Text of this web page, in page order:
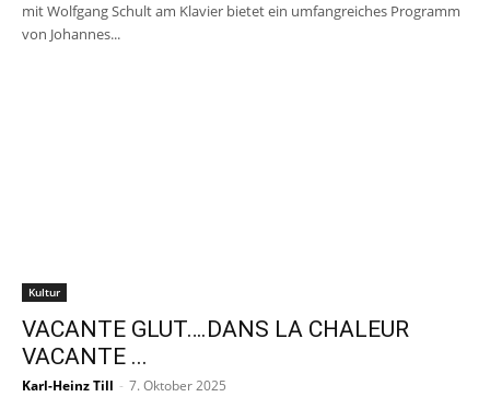
mit Wolfgang Schult am Klavier bietet ein umfangreiches Programm
von Johannes...
Kultur
VACANTE GLUT….DANS LA CHALEUR
VACANTE ...
Karl-Heinz Till - 7. Oktober 2025